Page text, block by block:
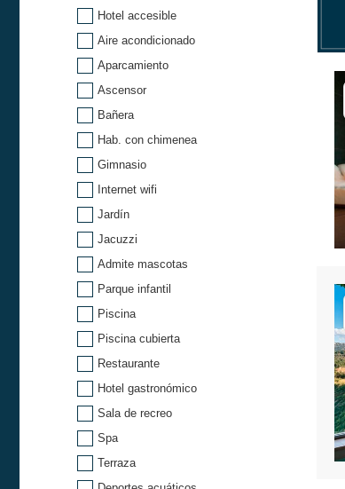
Hotel accesible
Aire acondicionado
Aparcamiento
Ascensor
Bañera
Hab. con chimenea
Gimnasio
Internet wifi
Jardín
Jacuzzi
Admite mascotas
Parque infantil
Piscina
Piscina cubierta
Restaurante
Hotel gastronómico
Sala de recreo
Spa
Terraza